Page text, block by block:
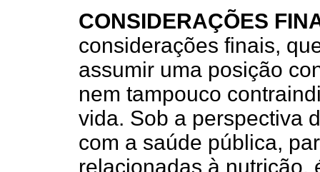
CONSIDERAÇÕES
considerações finais,
assumir uma posição
nem tampouco
vida. Sob a perspectiva
com a saúde pública,
relacionadas à nutrição,